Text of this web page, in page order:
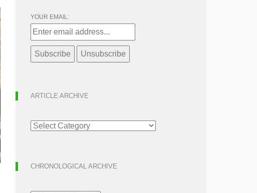
YOUR EMAIL:
ARTICLE ARCHIVE
ARTICLE
ARCHIVE
CHRONOLOGICAL ARCHIVE